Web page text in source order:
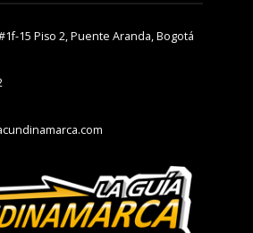
15 Piso 2, Puente Aranda, Bogotá